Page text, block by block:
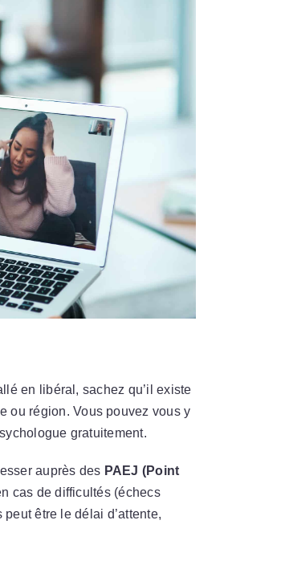
en libéral, sachez qu’il existe
ou région. Vous pouvez vous y
gratuitement.
auprès des PAEJ (Point
cas de difficultés (échecs
être le délai d’attente,